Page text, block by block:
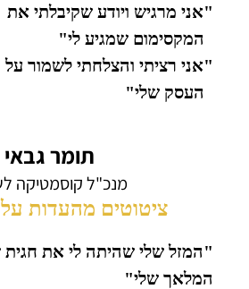
"אני מרגיש ויודע שקיבלתי את
המקסימום שמגיע לי"
"אני רציתי והצלחתי לשמור על
העסק שלי"
תומר גבאי
מנכ"ל קוסמטיקה
ציטוטים מהעדות
"המזל שלי שהיתה לי את חגית
המלאך שלי"